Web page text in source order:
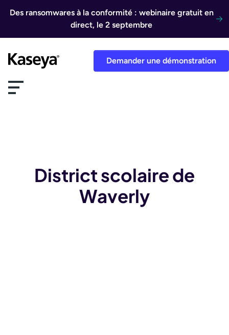
Des ransomwares à la conformité : webinaire gratuit en
direct, le 2 septembre
Demander une démonstration
District scolaire de
Waverly